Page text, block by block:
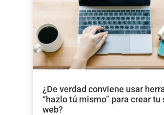
¿De verdad conviene usar
“hazlo tú mismo” para crear tu
web?